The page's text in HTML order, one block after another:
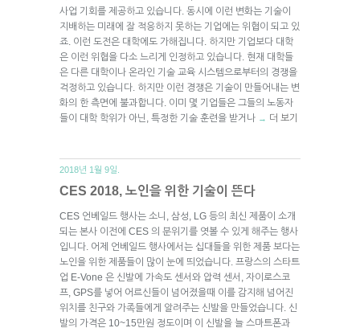
사업 기회를 제공하고 있습니다. 동시에 이런 변화는 기술이
지배하는 미래에 잘 적응하지 못하는 기업에는 위협이 되고 있
죠. 이런 도전은 대학에도 가해집니다. 하지만 기업보다 대학
은 이런 위협을 다소 느리게 인정하고 있습니다. 현재 대학들
은 다른 대학이나 온라인 기술 교육 시스템으로부터의 경쟁을
걱정하고 있습니다. 하지만 이런 경쟁은 기술이 만들어내는 변
화의 한 측면에 불과합니다. 이미 몇 기업들은 그들의 노동자
들이 대학 학위가 아닌, 특정한 기술 훈련을 받거나 → 더 보기
2018년 1월 9일.
CES 2018, 노인을 위한 기술이 뜬다
CES 언베일드 행사는 소니, 삼성, LG 등의 최신 제품이 소개
되는 본사 이전에 CES 의 분위기를 엿볼 수 있게 해주는 행사
입니다. 어제 언베일드 행사에서는 십대들을 위한 제품 보다는
노인을 위한 제품들이 많이 눈에 띄었습니다. 프랑스의 스타트
업 E-Vone 은 신발에 가속도 센서와 압력 센서, 자이로스코
프, GPS를 넣어 어르신들이 넘어졌을때 이를 감지해 넘어진
위치를 친구와 가족들에게 알려주는 신발을 만들었습니다. 신
발의 가격은 10~15만원 정도이며 이 신발을 늘 스마트폰과